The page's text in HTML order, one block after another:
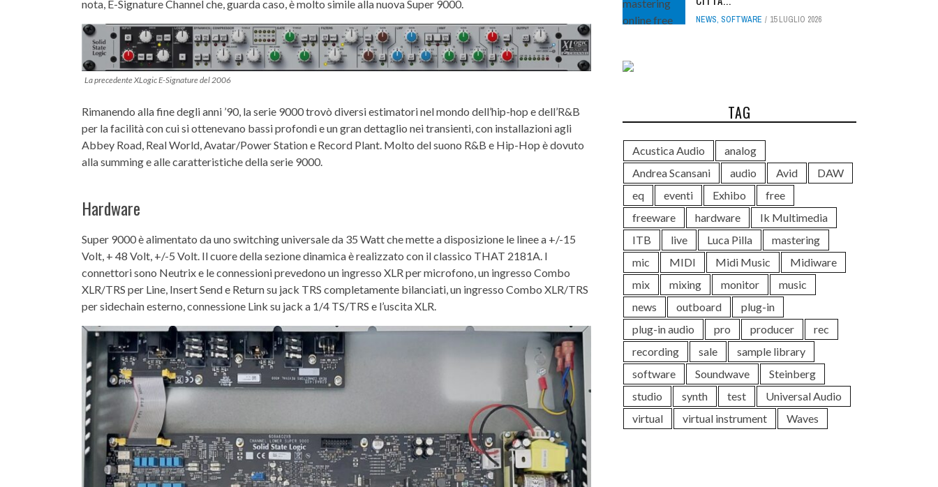
nota, E-Signature Channel che, guarda caso, è molto simile alla nuova Super 9000.
La precedente XLogic E-Signature del 2006
Rimanendo alla fine degli anni ’90, la serie 9000 trovò diversi estimatori nel mondo dell’hip-hop e dell’R&B
per la facilità con cui si ottenevano bassi profondi e un gran dettaglio nei transienti, con installazioni agli
Abbey Road, Real World, Avatar/Power Station e Record Plant. Molto del suono R&B e Hip-Hop è dovuto
alla summing e alle caratteristiche della serie 9000.
Hardware
Super 9000 è alimentato da uno switching universale da 35 Watt che mette a disposizione le linee a +/-15
Volt, + 48 Volt, +/-5 Volt. Il cuore della sezione dinamica è realizzato con il classico THAT 2181A. I
connettori sono Neutrix e le connessioni prevedono un ingresso XLR per microfono, un ingresso Combo
XLR/TRS per Line, Insert Send e Return su jack TRS completamente bilanciati, un ingresso Combo XLR/TRS
per sidechain esterno, connessione Link su jack a 1/4 TS/TRS e l’uscita XLR.
NEWS, SOFTWARE 15 LUGLIO 2026
TAG
Acustica Audio
analog
Andrea Scansani
audio Avid
DAW
eq
eventi Exhibo
free
freeware
hardware
Ik Multimedia
ITB
live Luca Pilla
mastering
mic
MIDI Midi Music
Midiware
mix
mixing monitor
music
news
outboard
plug-in
plug-in audio
pro producer
rec
recording
sale
sample library
software
Soundwave
Steinberg
studio
synth test
Universal Audio
virtual
virtual instrument Waves